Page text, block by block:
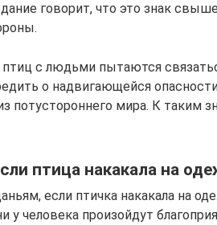
говорит, что это знак
с людьми пытаются
о надвигающейся
потустороннего мира. К таким
птица накакала на
если птичка накакала на
у человека произойдут